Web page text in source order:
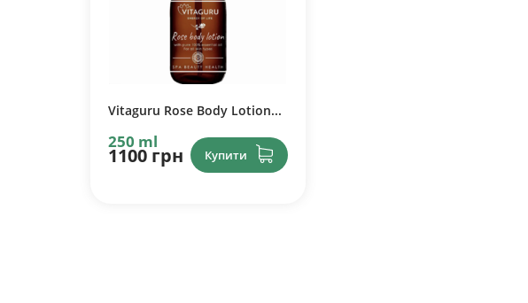
Vitaguru Rose Body Lotion...
250 ml
1100 грн Купити